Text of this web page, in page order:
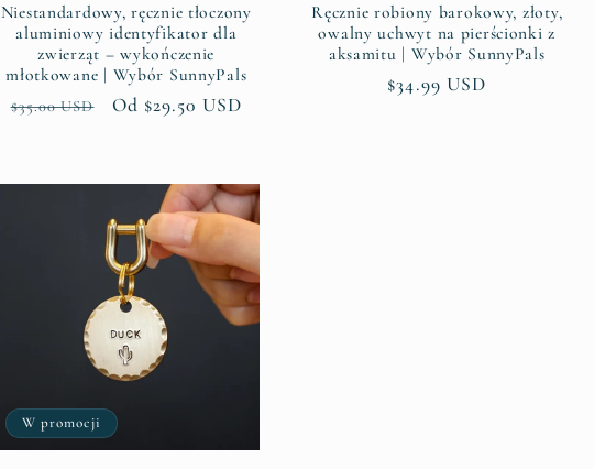
Niestandardowy, ręcznie tłoczony
aluminiowy identyfikator dla
zwierząt – wykończenie
młotkowane | Wybór SunnyPals
Cena
$35.00 USD
Cena
Od $29.50 USD
Ręcznie robiony barokowy, złoty,
owalny uchwyt na pierścionki z
aksamitu | Wybór SunnyPals
Cena
$34.99 USD
W promocji